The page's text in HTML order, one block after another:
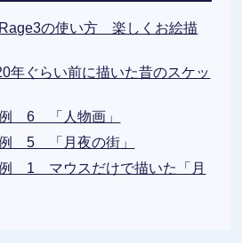
の使い方 楽しくお絵描
年ぐらい前に描いた昔のスケッ
例 6 「人物画」
5 「月夜の街」
1 マウスだけで描いた「月